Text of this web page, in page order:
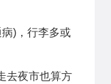
)，行李多或
去夜市也算方